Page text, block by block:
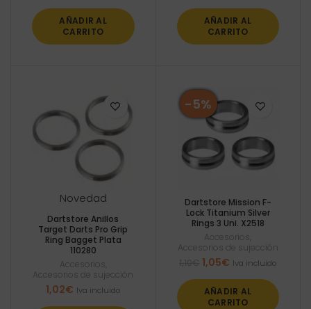
AÑADIR AL
CARRITO
AÑADIR AL
CARRITO
Novedad
Dartstore Anillos
Target Darts Pro Grip
Ring Bagget Plata
110280
Accesorios
Accesorios de sujección
1,02€ Iva incluido
-5%
Dartstore Mission F-
Lock Titanium Silver
Rings 3 Uni. X2518
Accesorios
Accesorios de sujección
El
original
era:
1,05€ El
actual
es:
Iva incluido
AÑADIR AL
CARRITO